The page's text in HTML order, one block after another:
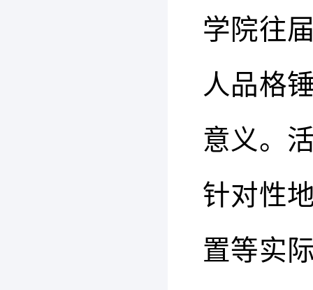
学院往
人品格
意义。
针对性
置等实